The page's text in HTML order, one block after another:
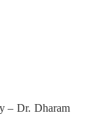
– Dr. Dharam